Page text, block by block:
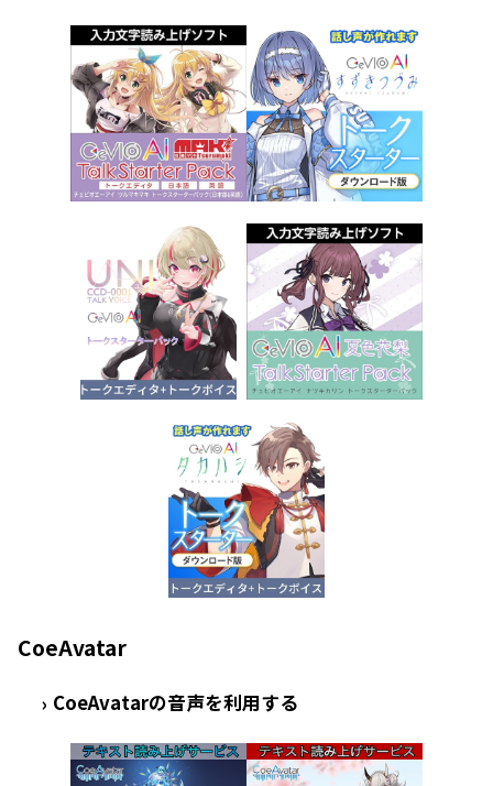
CoeAvatar
› CoeAvatarの音声を利用する